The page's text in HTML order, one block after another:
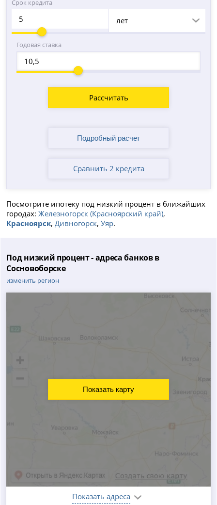
Срок кредита
лет
Годовая ставка
Рассчитать
Сравнить 2 кредита
Посмотрите ипотеку под низкий процент в ближайших
городах:Железногорск (Красноярский край),
Красноярск,Дивногорск,Уяр.
Под низкий процент - адреса банков в
Сосновоборске
изменить регион
Показать адреса
Показать карту